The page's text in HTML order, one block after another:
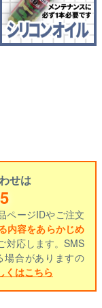
せは
ページIDやご注文
内容をあらかじめ
対応します。SMS
場合がありますの
くはこちら